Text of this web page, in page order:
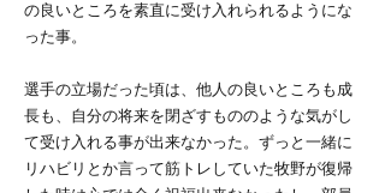
の良いところを素直に受け入れられるようにな
った事。
選手の立場だった頃は、他人の良いところも成
長も、自分の将来を閉ざすもののような気がし
て受け入れる事が出来なかった。ずっと一緒に
リハビリとか言って筋トレしていた牧野が復帰